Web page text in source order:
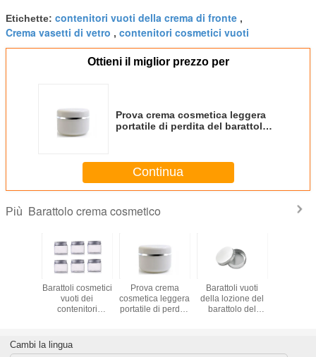
Etichette: contenitori vuoti della crema di fronte ,
Crema vasetti di vetro , contenitori cosmetici vuoti
Ottieni il miglior prezzo per
Prova crema cosmetica leggera
portatile di perdita del barattolo
Continua
Più Barattolo crema cosmetico
5g di
Barattoli cosmetici
vuoti dei
contenitori
plastica con il
coperchio di
Prova crema
cosmetica leggera
portatile di perdita
Barattoli vuoti
della lozione del
barattolo del
del coperchio a
Cambi la lingua